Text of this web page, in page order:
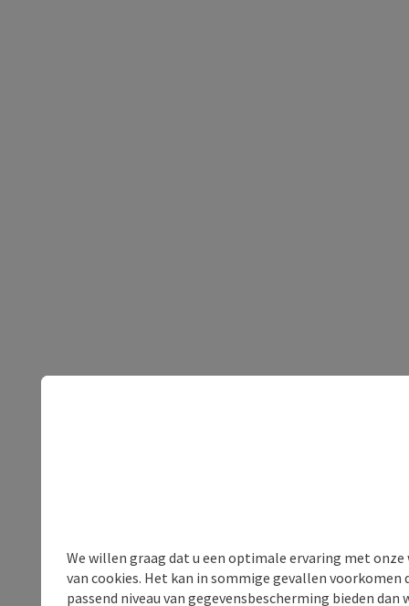
We willen graag dat u een optimale ervaring met
van cookies. Het kan in sommige gevallen voorkomen
passend niveau van gegevensbescherming bieden